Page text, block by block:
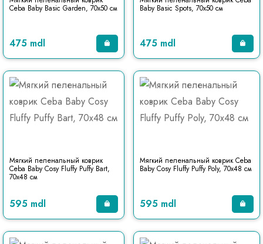
Ceba Baby Basic Garden, 70x50 см
475 mdl
Baby Basic Spots, 70x50 см
475 mdl
Мягкий пеленальный коврик
Ceba Baby Cosy Fluffy Puffy Bart,
70x48 см
595 mdl
Мягкий пеленальный коврик Ceba
Baby Cosy Fluffy Puffy Poly, 70x48 см
595 mdl